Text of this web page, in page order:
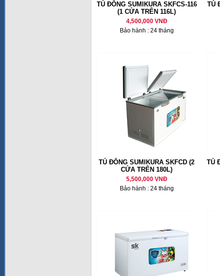
TỦ ĐÔNG SUMIKURA SKFCS-116
(1 CỬA TRÊN 116L)
4,500,000 VNĐ
Bảo hành : 24 tháng
TỦ
TỦ ĐÔNG SUMIKURA SKFCD (2
CỬA TRÊN 180L)
5,500,000 VNĐ
Bảo hành : 24 tháng
TỦ